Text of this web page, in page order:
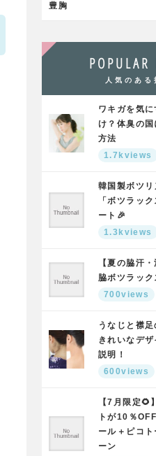
豊胸
POPULAR
人気のある
ワキガを気
け？体臭の
方法
1.7kviews
韓国製ボツリ
「ボツラッ
ート🎉
1.3kviews
【夏の脇汗
脇ボツラック
700views
うなじと襟
きれいなデ
説明！
600views
【7月限定🌻
トが10％
ール＋ピコ
ーン